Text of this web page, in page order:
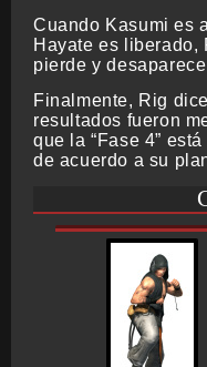
Cuando Kasumi es
Hayate es liberado,
pierde y
Finalmente, Rig
resultados fueron
que la “Fase 4”
de acuerdo a su